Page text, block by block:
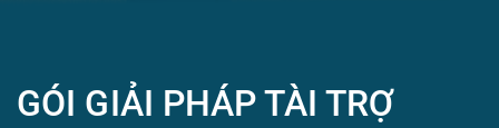
GÓI GIẢI PHÁP TÀI TRỢ